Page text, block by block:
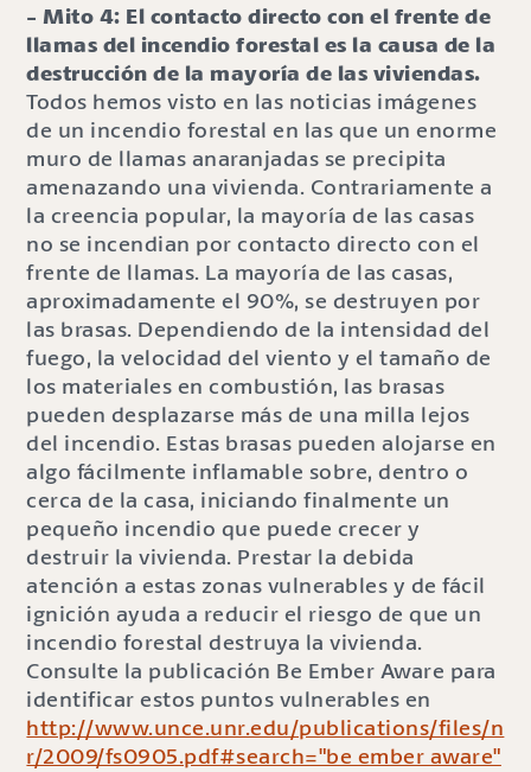
- Mito 4: El contacto directo con el frente de
llamas del incendio forestal es la causa de la
destrucción de la mayoría de las viviendas.
Todos hemos visto en las noticias imágenes
de un incendio forestal en las que un enorme
muro de llamas anaranjadas se precipita
amenazando una vivienda. Contrariamente a
la creencia popular, la mayoría de las casas
no se incendian por contacto directo con el
frente de llamas. La mayoría de las casas,
aproximadamente el 90%, se destruyen por
las brasas. Dependiendo de la intensidad del
fuego, la velocidad del viento y el tamaño de
los materiales en combustión, las brasas
pueden desplazarse más de una milla lejos
del incendio. Estas brasas pueden alojarse en
algo fácilmente inflamable sobre, dentro o
cerca de la casa, iniciando finalmente un
pequeño incendio que puede crecer y
destruir la vivienda. Prestar la debida
atención a estas zonas vulnerables y de fácil
ignición ayuda a reducir el riesgo de que un
incendio forestal destruya la vivienda.
Consulte la publicación Be Ember Aware para
identificar estos puntos vulnerables en
http://www.unce.unr.edu/publications/files/n
r/2009/fs0905.pdf#search="be ember aware"